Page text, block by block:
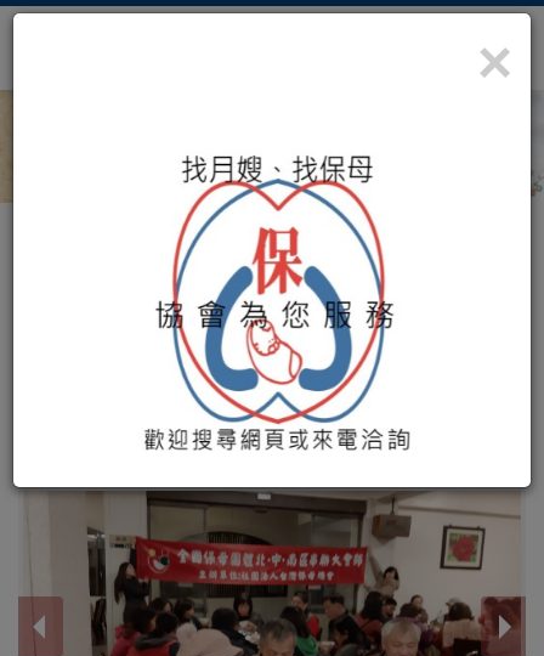
照顧您最珍貴的寶藏
社團法人桃園市保母協會
1081228杉林溪二日遊
活動園地 1081228杉林溪二日遊
×